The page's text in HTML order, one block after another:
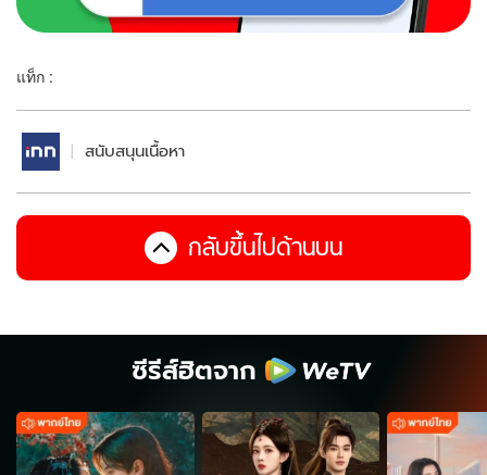
แท็ก :
สนับสนุนเนื้อหา
กลับขึ้นไปด้านบน
ซีรีส์ฮิตจาก